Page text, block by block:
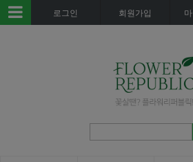
로그인 회원가입